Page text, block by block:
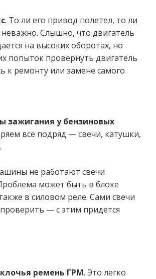
. То ли его привод полетел, то ли
Слышно, что двигатель
на высоких оборотах, но
попыток провернуть двигатель
к ремонту или замене самого
зажигания у бензиновых
все подряд — свечи, катушки,
не работают свечи
может быть в блоке
в силовом реле. Сами свечи
— с этим придется
ремень ГРМ. Это легко